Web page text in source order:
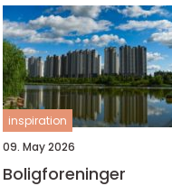
inspiration
09. May 2026
Boligforeninger